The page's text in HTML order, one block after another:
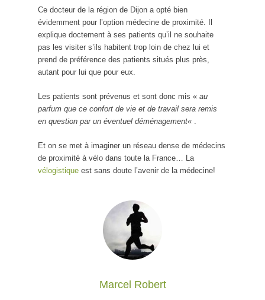
Ce docteur de la région de Dijon a opté bien
évidemment pour l’option médecine de proximité. Il
explique doctement à ses patients qu’il ne souhaite
pas les visiter s’ils habitent trop loin de chez lui et
prend de préférence des patients situés plus près,
autant pour lui que pour eux.
Les patients sont prévenus et sont donc mis « au
parfum que ce confort de vie et de travail sera remis
en question par un éventuel déménagement« .
Et on se met à imaginer un réseau dense de médecins
de proximité à vélo dans toute la France… La
vélogistique est sans doute l’avenir de la médecine!
Marcel Robert